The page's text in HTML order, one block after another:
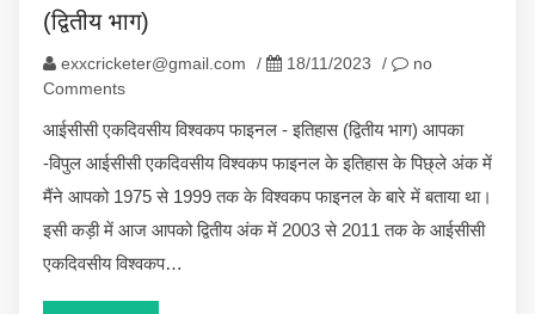
(द्वितीय भाग)
exxcricketer@gmail.com / 18/11/2023 /
no
Comments
आईसीसी एकदिवसीय विश्वकप फाइनल - इतिहास (द्वितीय भाग) आपका
-विपुल आईसीसी एकदिवसीय विश्वकप फाइनल के इतिहास के पिछ्ले अंक में
मैंने आपको 1975 से 1999 तक के विश्वकप फाइनल के बारे में बताया था।
इसी कड़ी में आज आपको द्वितीय अंक में 2003 से 2011 तक के आईसीसी
एकदिवसीय विश्वकप…